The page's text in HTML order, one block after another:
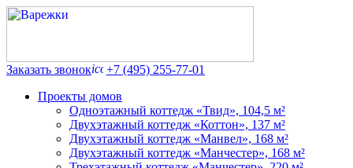
Заказать звонок
+7 (495) 255-77-01
Проекты домов
Одноэтажный коттедж «Твид», 104,5 м²
Двухэтажный коттедж «Коттон», 137 м²
Двухэтажный коттедж «Манвел», 168 м²
Двухэтажный коттедж «Манчестер», 168 м²